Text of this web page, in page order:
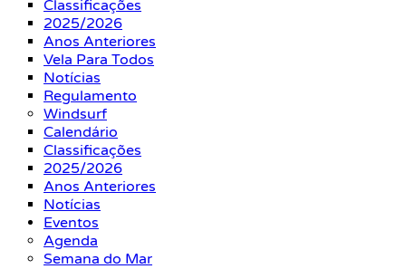
Classificações
2025/2026
Anos Anteriores
Vela Para Todos
Notícias
Regulamento
Windsurf
Calendário
Classificações
2025/2026
Anos Anteriores
Notícias
Eventos
Agenda
Semana do Mar